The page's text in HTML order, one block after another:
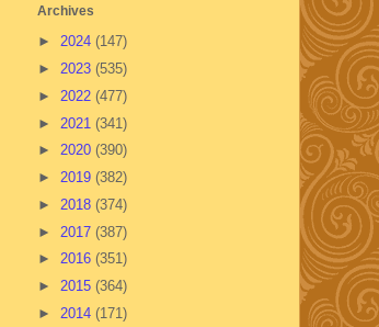
Archives
► 2024 (147)
► 2023 (535)
► 2022 (477)
► 2021 (341)
► 2020 (390)
► 2019 (382)
► 2018 (374)
► 2017 (387)
► 2016 (351)
► 2015 (364)
► 2014 (171)